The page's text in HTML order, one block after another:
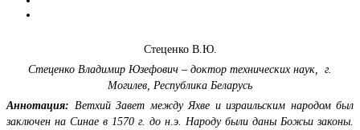
Стеценко В.Ю.
Стеценко Владимир Юзефович – доктор технических наук, г.
Могилев, Республика Беларусь
Аннотация: Ветхий Завет между Яхве и израильским народом был
заключен на Синае в 1570 г. до н.э. Народу были даны Божьи законы.